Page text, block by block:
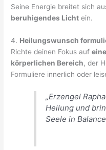
Seine Energie breitet sich
beruhigendes Licht ein.
4. Heilungswunsch
Richte deinen Fokus auf
körperlichen Bereich, der
Formuliere innerlich oder
„Erzengel
Heilung und
Seele in